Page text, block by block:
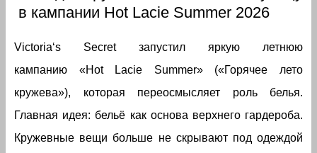
в кампании Hot Lacie Summer 2026
Victoria‘s Secret запустил яркую летнюю
кампанию «Hot Lacie Summer» («Горячее лето
кружева»), которая переосмысляет роль белья.
Главная идея: бельё как основа верхнего гардероба.
Кружевные вещи больше не скрывают под одеждой